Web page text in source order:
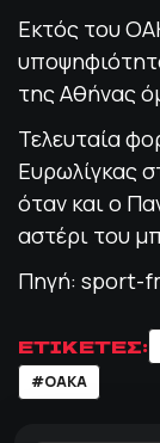
Εκτός του
της Αθήνας
Τελευταία
Ευρωλίγκας
όταν και ο
αστέρι του
Πηγή: sport-
ΕΤΙΚΕΤΕΣ:
#ΟΑΚΑ